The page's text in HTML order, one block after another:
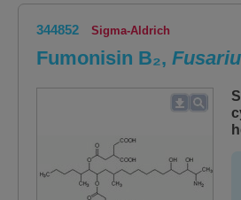
344852 Sigma-Aldrich
Fumonisin B₂,